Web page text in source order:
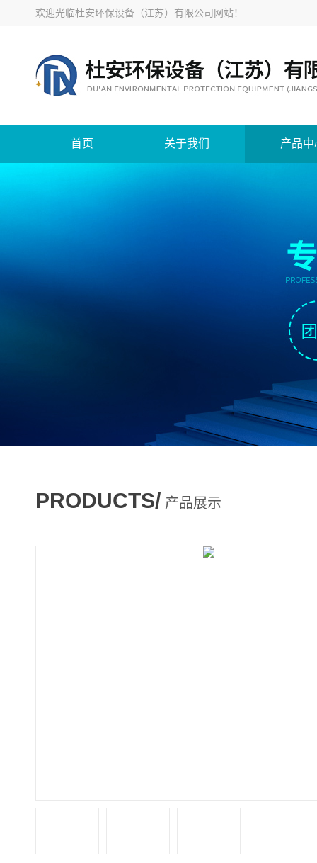
欢迎光临杜安环保设备（江苏）有限公司网站！
首页 关于我们 产品中
PRODUCTS/ 产品展示